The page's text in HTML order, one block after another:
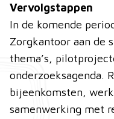
Vervolgstappen
In de komende
Zorgkantoor aan de
thema’s,
onderzoeksagenda.
bijeenkomsten,
samenwerking met